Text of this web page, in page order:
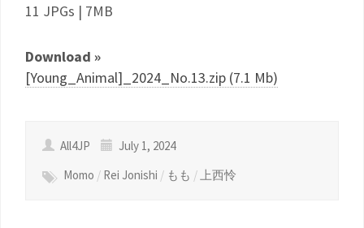
11 JPGs | 7MB
Download »
[Young_Animal]_2024_No.13.zip (7.1 Mb)
All4JP
July 1, 2024
Momo / Rei Jonishi / もも / 上西怜